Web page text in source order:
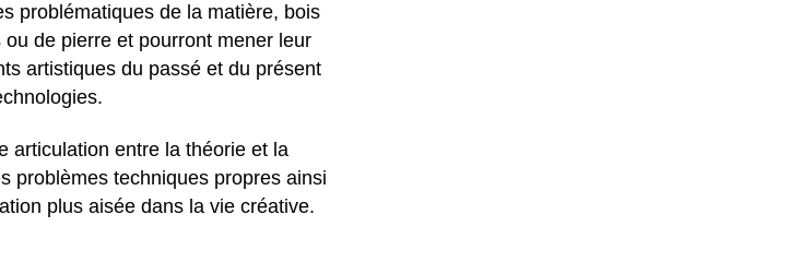
problématiques de la matière, bois
de pierre et pourront mener leur
artistiques du passé et du présent
articulation entre la théorie et la
problèmes techniques propres ainsi
plus aisée dans la vie créative.